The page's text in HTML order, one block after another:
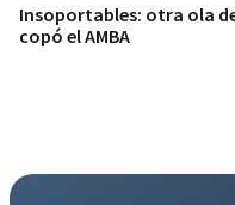
Insoportables: otra ola
copó el AMBA